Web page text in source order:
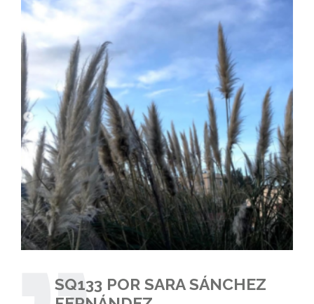
SQ133 POR SARA SÁNCHEZ